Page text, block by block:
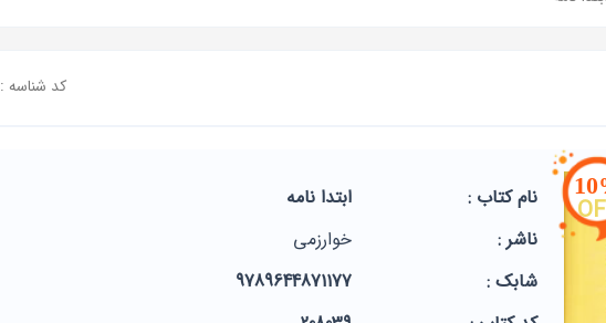
کد شناسه :
نام کتاب :
ابتدا نامه
ناشر :
خوارزمی
شابک :
9789644871177